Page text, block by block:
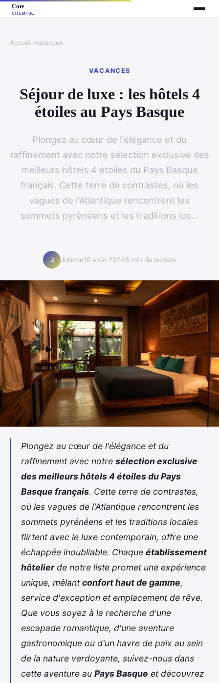
Accueil›Vacances
VACANCES
Séjour de luxe : les hôtels 4
étoiles au Pays Basque
Plongez au cœur de l'élégance et du
raffinement avec notre sélection exclusive des
meilleurs hôtels 4 étoiles du Pays Basque
français. Cette terre de contrastes, où les
vagues de l'Atlantique rencontrent les
sommets pyrénéens et les traditions loc...
J Juliette19 août 20245 min de lecture
Plongez au cœur de l'élégance et du
raffinement avec notre sélection exclusive
des meilleurs hôtels 4 étoiles du Pays
Basque français. Cette terre de contrastes,
où les vagues de l'Atlantique rencontrent les
sommets pyrénéens et les traditions locales
flirtent avec le luxe contemporain, offre une
échappée inoubliable. Chaque établissement
hôtelierde notre liste promet une expérience
unique, mêlantconfort haut de gamme,
service d'exception et emplacement de rêve.
Que vous soyez à la recherche d'une
escapade romantique, d'une aventure
gastronomique ou d'un havre de paix au sein
de la nature verdoyante, suivez-nous dans
cette aventure au Pays Basque et découvrez